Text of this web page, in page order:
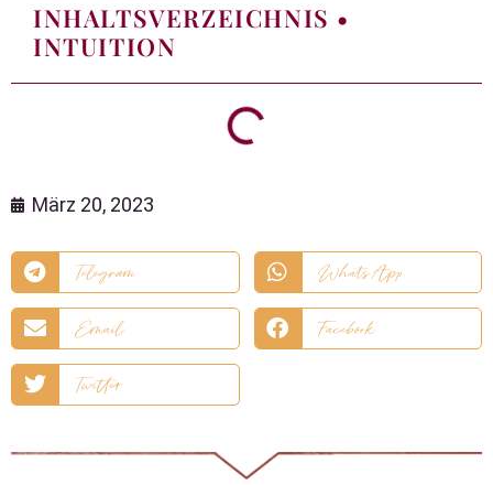
INHALTSVERZEICHNIS •
INTUITION
März 20, 2023
Telegram WhatsApp
Email Facebook
Twitter